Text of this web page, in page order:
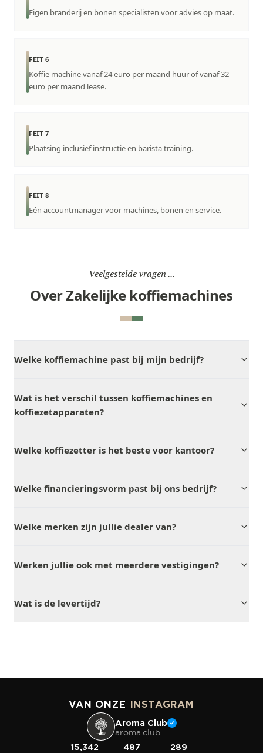
Eigen branderij en bonen specialisten voor advies op maat.
FEIT 6
Koffie machine vanaf 24 euro per maand huur of vanaf 32
euro per maand lease.
FEIT 7
Plaatsing inclusief instructie en barista training.
FEIT 8
Eén accountmanager voor machines, bonen en service.
Veelgestelde vragen ...
Over Zakelijke koffiemachines
Welke koffiemachine past bij mijn bedrijf?
Wat is het verschil tussen koffiemachines en
koffiezetapparaten?
Welke koffiezetter is het beste voor kantoor?
Welke financieringsvorm past bij ons bedrijf?
Welke merken zijn jullie dealer van?
Werken jullie ook met meerdere vestigingen?
Wat is de levertijd?
VAN ONZE INSTAGRAM
Aroma Club
aroma.club
15,342 487 289